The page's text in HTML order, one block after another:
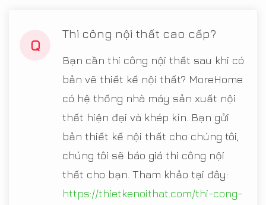
Q
Thi công nội thất cao cấp?
Bạn cần thi công nội thất sau khi có
bản vẽ thiết kế nội thất? MoreHome
có hệ thống nhà máy sản xuất nội
thất hiện đại và khép kín. Bạn gửi
bản thiết kế nội thất cho chúng tôi,
chúng tôi sẽ báo giá thi công nội
thất cho bạn. Tham khảo tại đây:
https://thietkenoithat.com/thi-cong-